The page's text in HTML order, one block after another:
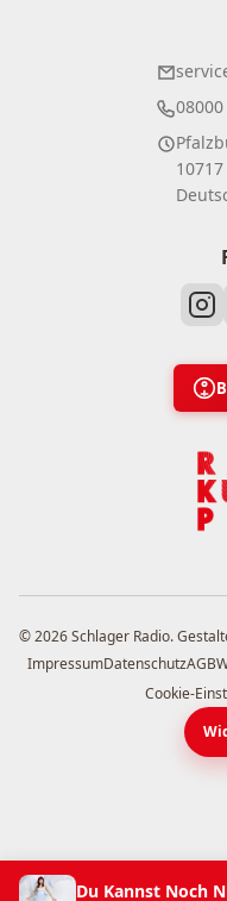
© 2026 Schlager Radio.
ImpressumDatenschutzAGB
Cookie-
Du Kannst Noch